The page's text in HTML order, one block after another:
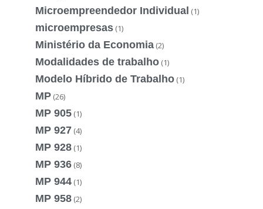
Microempreendedor Individual (1)
microempresas (1)
Ministério da Economia (2)
Modalidades de trabalho (1)
Modelo Híbrido de Trabalho (1)
MP (26)
MP 905 (1)
MP 927 (4)
MP 928 (1)
MP 936 (8)
MP 944 (1)
MP 958 (2)